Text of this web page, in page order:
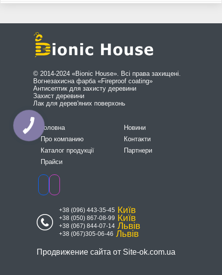
© 2014-2024 «Bionic House». Всі права захищені.
Вогнезахисна фарба «Fireproof coating»
Антисептик для захисту деревини
Захист деревини
Лак для дерев'яних поверхонь
Головна
Про компанию
Каталог продукції
Прайси
Новини
Контакти
Партнери
+38 (096) 443-35-45 Київ
+38 (050) 867-08-99 Київ
+38 (067) 844-07-14 Львів
+38 (067)305-06-46 Львів
Продвижение сайта от Site-ok.com.ua